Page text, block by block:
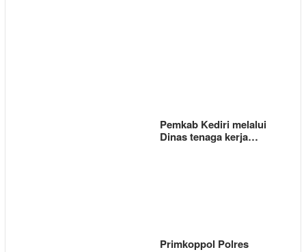
Pemkab Kediri melalui
Dinas tenaga kerja…
Primkoppol Polres